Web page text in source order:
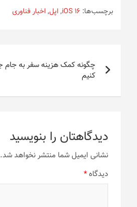
برچسب‌ها: iOS 16
,اپل,اخبار فناوری
راهبری
نوشته
کنیم
دیدگاهتان را بنویسید
نشانی ایمیل شما منتشر نخواهد شد.
دیدگاه*